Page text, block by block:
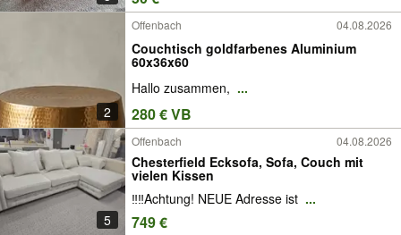
2
Offenbach 04.08.2026
Couchtisch goldfarbenes Aluminium
60x36x60
Hallo zusammen, ...
280 € VB
5
Offenbach 04.08.2026
Chesterfield Ecksofa, Sofa, Couch mit
vielen Kissen
‼️‼️Achtung! NEUE Adresse ist ...
749 €